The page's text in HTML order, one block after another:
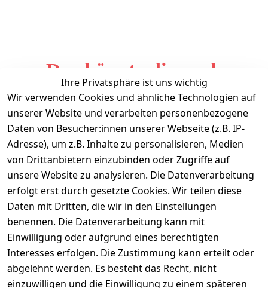
Das könnte dir auch
gefallen
Ihre Privatsphäre ist uns wichtig
Wir verwenden Cookies und ähnliche Technologien auf
unserer Website und verarbeiten personenbezogene
Daten von Besucher:innen unserer Webseite (z.B. IP-
Adresse), um z.B. Inhalte zu personalisieren, Medien
von Drittanbietern einzubinden oder Zugriffe auf
unsere Website zu analysieren. Die Datenverarbeitung
erfolgt erst durch gesetzte Cookies. Wir teilen diese
Daten mit Dritten, die wir in den Einstellungen
benennen. Die Datenverarbeitung kann mit
Einwilligung oder aufgrund eines berechtigten
Interesses erfolgen. Die Zustimmung kann erteilt oder
abgelehnt werden. Es besteht das Recht, nicht
einzuwilligen und die Einwilligung zu einem späteren
Informationen
Mein Konto
Vertrag widerrufen